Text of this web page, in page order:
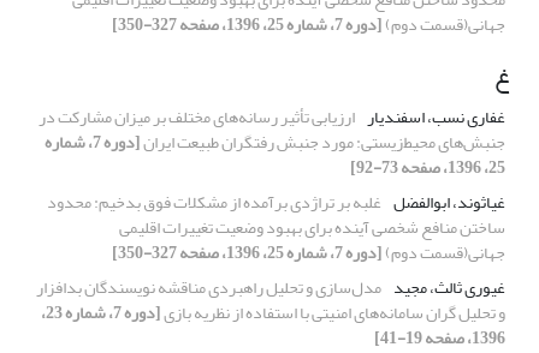
جهانی(قسمت دوم)[دوره 7، شماره 25، 1396، صفحه 327-350]
غ
غفاری نسب، اسفندیار ارزیابی تأثیر رسانه‌های مختلف بر میزان مشارکت در
جنبش‌های محیط‌زیستی: مورد جنبش رفتگران طبیعت ایران [دوره 7، شماره
25، 1396، صفحه 73-92]
غیاثوند، ابوالفضل غلبه بر تراژدی برآمده از مشکلات فوق بدخیم: محدود
ساختن منافع شخصی آینده برای بهبود وضعیت تغییرات اقلیمی
جهانی(قسمت دوم)[دوره 7، شماره 25، 1396، صفحه 327-350]
غیوری ثالث، مجید مدل‌سازی و تحلیل راهبردی مناقشه نویسندگان بدافزار
و تحلیل گران سامانه‌های امنیتی با استفاده از نظریه بازی [دوره 7، شماره 23،
1396، صفحه 19-41]